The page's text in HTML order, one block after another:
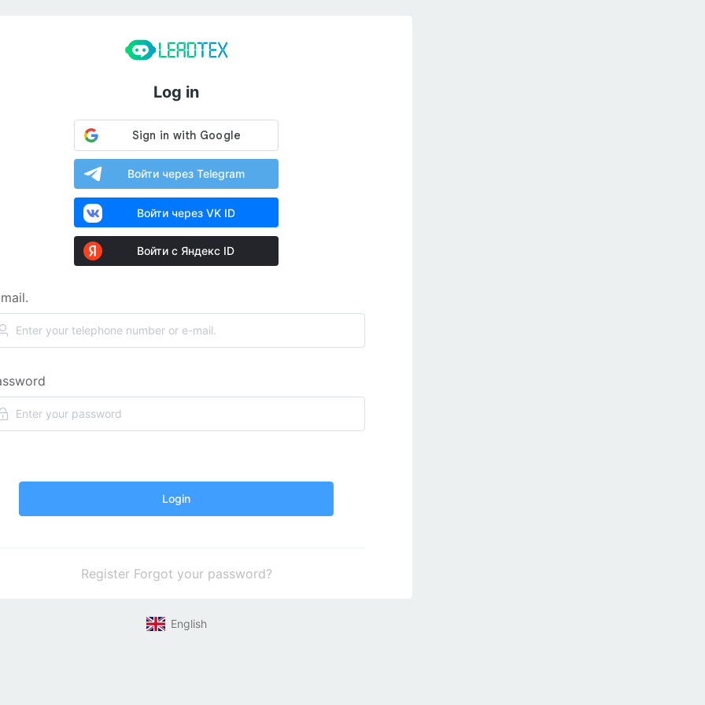
Log in
Войти через Telegram
Войти через VK ID
Войти с Яндекс ID
Login
Register Forgot your password?
English